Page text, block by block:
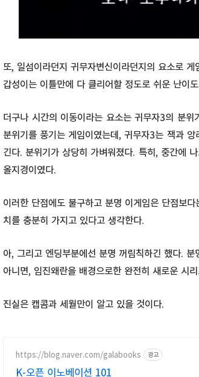
또, 일섬이라던지 귀무자변신이라던지의 요소로 게
갑성이는 이틀만에 다 클리어할 정도로 쉬운 난이
더구나 시간의 이동이라는 요소는 귀무자3의 분
분위기를 풍기는 게임이였는데, 귀무자3는 잭과
긴다. 분위기가 상당히 가벼워졌다. 특히, 중간에
올지경이였다.
이러한 단점에도 불구하고 분명 이게임은 단점보
치를 충분히 가지고 있다고 생각한다.
아, 그리고 엔딩부분에선 분명 꺼림칙하긴 했다.
아니면, 임진왜란을 배경으로한 완전히 새로운 시
진실은 캡콤과 세월만이 알고 있을 것이다.
https://blog.naver.com/galabooks 광고
K-오픈 이노베이션 101